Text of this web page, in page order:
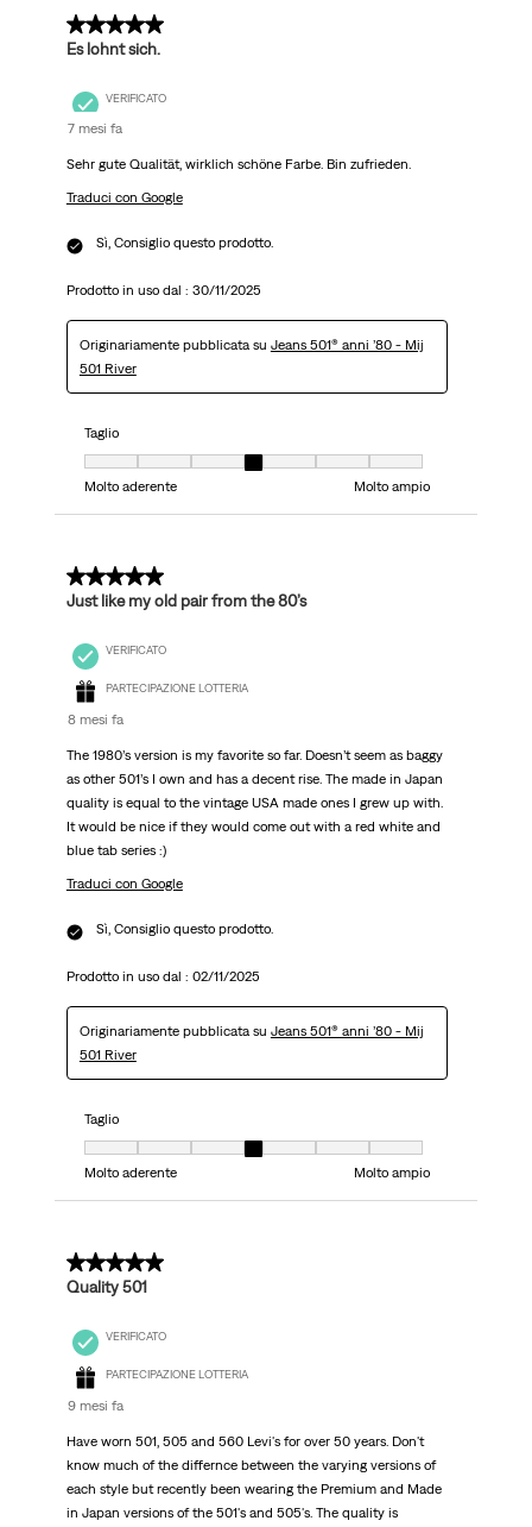
5 su 5 stelle.
Es lohnt sich.
VERIFICATO
7 mesi fa
Sehr gute Qualität, wirklich schöne Farbe. Bin zufrieden.
Traduci con Google
Sì, Consiglio questo prodotto.
Prodotto in uso dal : 30/11/2025
Originariamente pubblicata su Jeans 501® anni ’80 - Mij
501 River
Taglio
Taglio, 4 su 7, dove 1 è uguale a Molto aderente e 7 è uguale a Molto
Molto aderente
Molto ampio
5 su 5 stelle.
Just like my old pair from the 80’s
VERIFICATO
PARTECIPAZIONE LOTTERIA
8 mesi fa
The 1980’s version is my favorite so far. Doesn’t seem as baggy
as other 501’s I own and has a decent rise. The made in Japan
quality is equal to the vintage USA made ones I grew up with.
It would be nice if they would come out with a red white and
blue tab series :)
Traduci con Google
Sì, Consiglio questo prodotto.
Prodotto in uso dal : 02/11/2025
Originariamente pubblicata su Jeans 501® anni ’80 - Mij
501 River
Taglio
Taglio, 4 su 7, dove 1 è uguale a Molto aderente e 7 è uguale a Molto
Molto aderente
Molto ampio
5 su 5 stelle.
Quality 501
VERIFICATO
PARTECIPAZIONE LOTTERIA
9 mesi fa
Have worn 501, 505 and 560 Levi's for over 50 years. Don't
know much of the differnce between the varying versions of
each style but recently been wearing the Premium and Made
in Japan versions of the 501's and 505's. The quality is